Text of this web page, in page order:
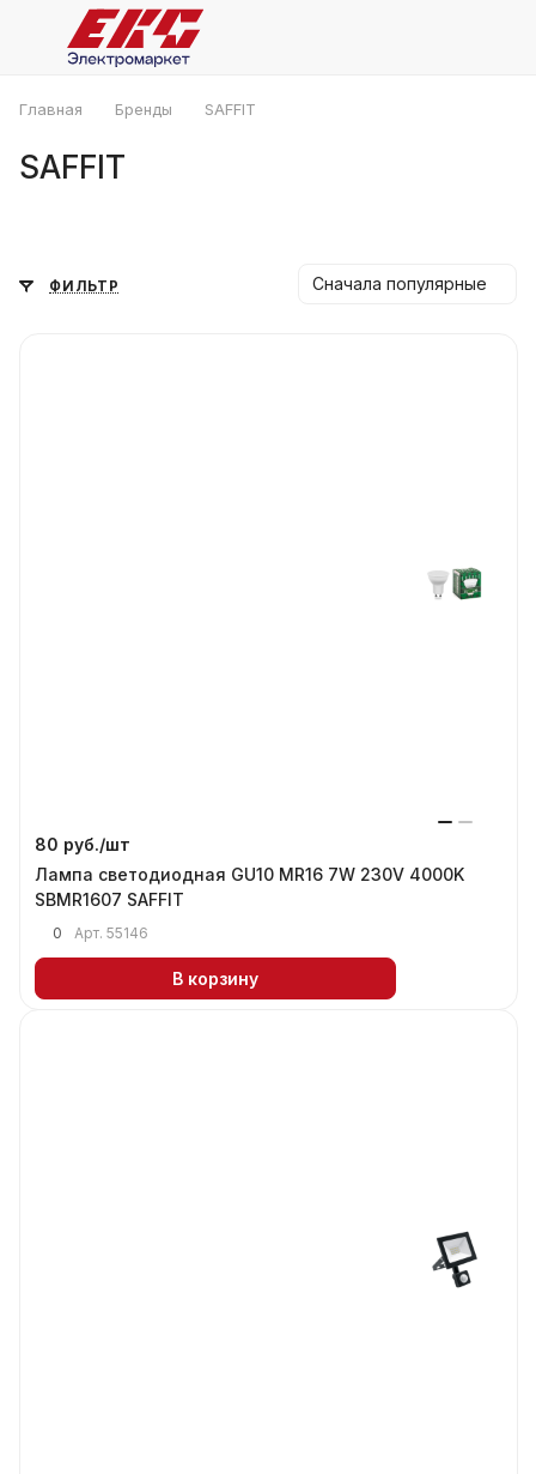
Главная Бренды SAFFIT
SAFFIT
ФИЛЬТР Сначала популярные
80 руб./шт
Лампа светодиодная GU10 MR16 7W 230V 4000K
SBMR1607 SAFFIT
0 Арт. 55146
В корзину